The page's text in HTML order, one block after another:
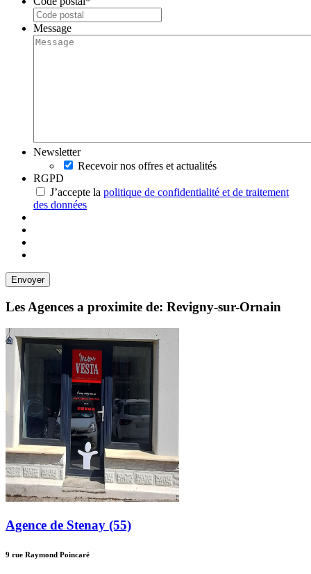
Message
Newsletter
Recevoir nos offres et actualités
RGPD
J’accepte la politique de confidentialité et de traitement
des données
Les Agences a proximite de: Revigny-sur-Ornain
Agence de Stenay (55)
9 rue Raymond Poincaré